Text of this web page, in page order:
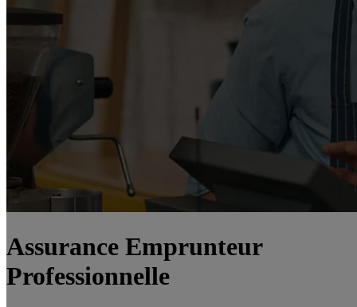
Assurance Emprunteur
Professionnelle